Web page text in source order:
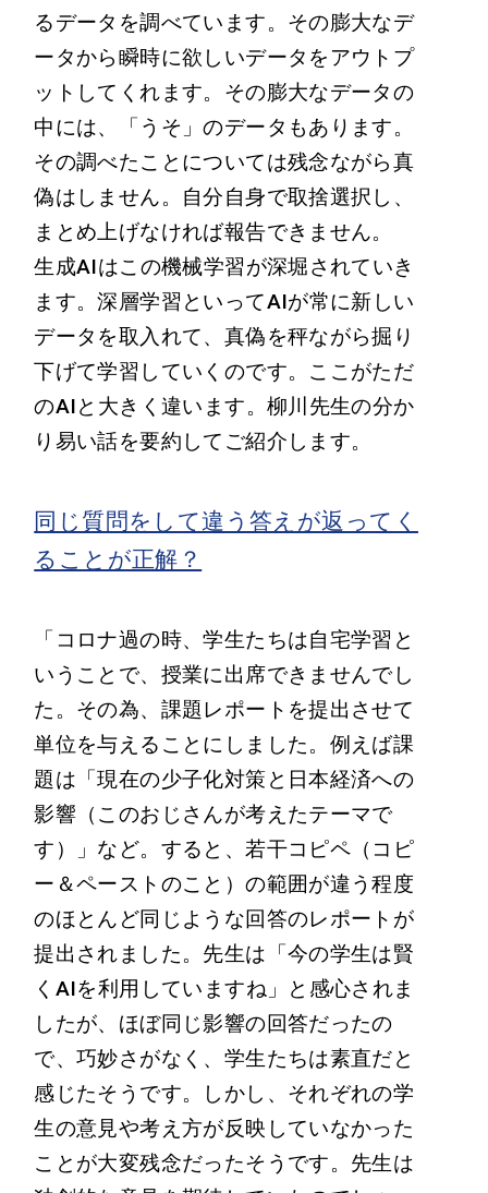
るデータを調べています。その膨大なデ
ータから瞬時に欲しいデータをアウトプ
ットしてくれます。その膨大なデータの
中には、「うそ」のデータもあります。
その調べたことについては残念ながら真
偽はしません。自分自身で取捨選択し、
まとめ上げなければ報告できません。
生成AIはこの機械学習が深堀されていき
ます。深層学習といってAIが常に新しい
データを取入れて、真偽を秤ながら掘り
下げて学習していくのです。ここがただ
のAIと大きく違います。柳川先生の分か
り易い話を要約してご紹介します。
同じ質問をして違う答えが返ってく
ることが正解？
「コロナ過の時、学生たちは自宅学習と
いうことで、授業に出席できませんでし
た。その為、課題レポートを提出させて
単位を与えることにしました。例えば課
題は「現在の少子化対策と日本経済への
影響（このおじさんが考えたテーマで
す）」など。すると、若干コピペ（コピ
ー＆ペーストのこと）の範囲が違う程度
のほとんど同じような回答のレポートが
提出されました。先生は「今の学生は賢
くAIを利用していますね」と感心されま
したが、ほぼ同じ影響の回答だったの
で、巧妙さがなく、学生たちは素直だと
感じたそうです。しかし、それぞれの学
生の意見や考え方が反映していなかった
ことが大変残念だったそうです。先生は